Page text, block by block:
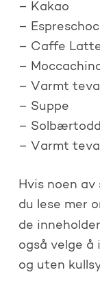
– Kakao
– Espreschoc
– Caffe
–
– Varmt
– Suppe
–
– Varmt
Hvis noen
du lese mer
de
også velge å
og uten